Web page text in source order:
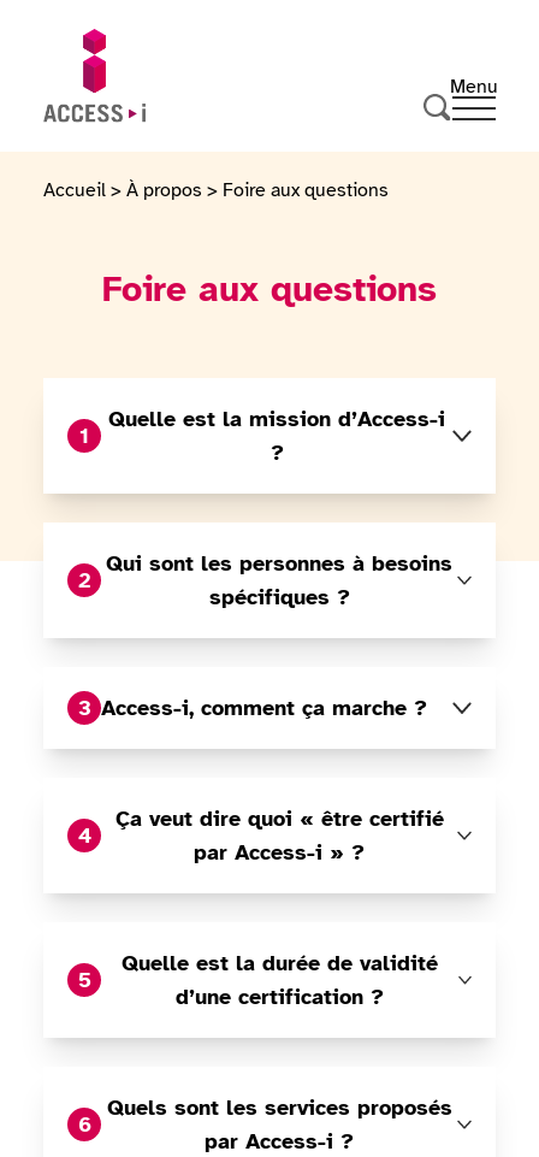
Passer au contenu
Menu
Ouvrir
Accueil > À propos > Foire aux questions
Foire aux questions
1
Quelle est la mission d’Access-i
?
2
Qui sont les personnes à besoins
spécifiques ?
3 Access-i, comment ça marche ?
4
Ça veut dire quoi « être certifié
par Access-i » ?
5
Quelle est la durée de validité
d’une certification ?
6
Quels sont les services proposés
par Access-i ?